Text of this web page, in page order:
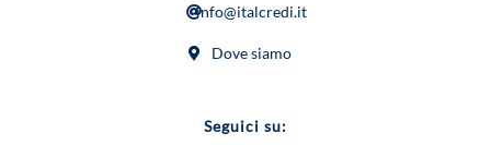
info@italcredi.it
Dove siamo
Seguici su: